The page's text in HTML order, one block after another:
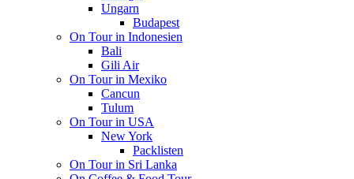
Ungarn
Budapest
On Tour in Indonesien
Bali
Gili Air
On Tour in Mexiko
Cancun
Tulum
On Tour in USA
New York
Packlisten
On Tour in Sri Lanka